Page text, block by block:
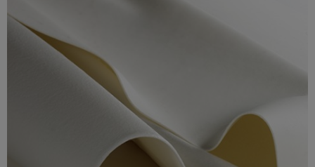
Deutsch